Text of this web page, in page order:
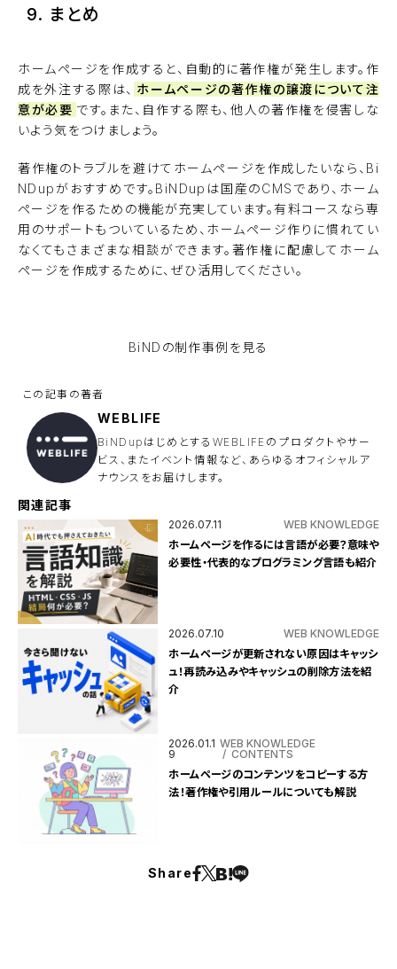
9. まとめ
ホームページを作成すると、自動的に著作権が発生します。作
成を外注する際は、 ホームページの著作権の譲渡について注
意が必要 です。また、自作する際も、他人の著作権を侵害しな
いよう気をつけましょう。
著作権のトラブルを避けてホームページを作成したいなら、 Bi
NDup がおすすめです。BiNDupは国産のCMSであり、ホーム
ページを作るための機能が充実しています。有料コースなら専
用のサポートもついているため、ホームページ作りに慣れてい
なくてもさまざまな相談ができます。著作権に配慮してホーム
ページを作成するために、ぜひ活用してください。
BiNDの制作事例を見る
WEBLIFE
BiNDupはじめとするWEBLIFEのプロダクトやサー
ビス、またイベント情報など、あらゆるオフィシャルア
ナウンスをお届けします。
関連記事
2026.07.11 WEB KNOWLEDGE
ホームページを作るには言語が必要？意味や
必要性・代表的なプログラミング言語も紹介
2026.07.10 WEB KNOWLEDGE
ホームページが更新されない原因はキャッシ
ュ！再読み込みやキャッシュの削除方法を紹
介
2026.01.1
9
WEB KNOWLEDGE
CONTENTS
ホームページのコンテンツをコピーする方
法！著作権や引用ルールについても解説
Share